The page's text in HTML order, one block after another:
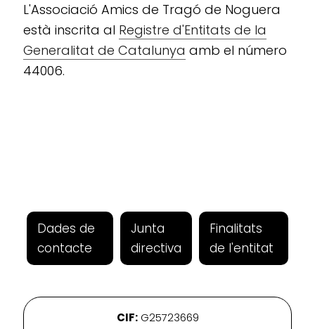
L'Associació Amics de Tragó de Noguera
està inscrita al Registre d'Entitats de la
Generalitat de Catalunya amb el número
44006.
Dades de
contacte
Junta
directiva
Finalitats
de l'entitat
CIF:G25723669